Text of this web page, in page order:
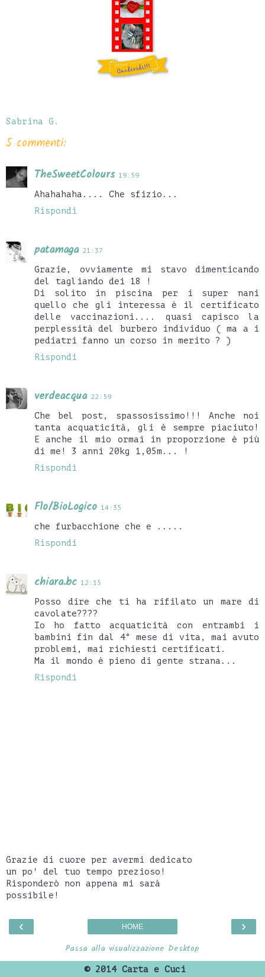
Sabrina G.
5 commenti:
TheSweetColours 19:59
Ahahahaha.... Che sfizio...
Rispondi
patamaga 21:37
Grazie, ovviamente mi stavo dimenticando
del tagliando dei 18 !
Di solito in piscina per i super nani
quello che gli interessa è il certificato
delle vaccinazioni.... quasi capisco la
perplessità del burbero individuo ( ma a i
pediatri fanno un corso in merito ? )
Rispondi
verdeacqua 22:59
Che bel post, spassosissimo!!! Anche noi
tanta acquaticità, gli è sempre piaciuto!
E anche il mio ormai in proporzione è più
di me! 3 anni 20kg 1,05m... !
Rispondi
Flo/BioLogico 14:35
che furbacchione che e .....
Rispondi
chiara.bc 12:15
Posso dire che ti ha rifilato un mare di
cavolate????
Io ho fatto acquaticità con entrambi i
bambini fin dal 4° mese di vita, mai avuto
problemi, mai richiesti certificati.
Ma il mondo è pieno di gente strana...
Rispondi
Grazie di cuore per avermi dedicato
un po' del tuo tempo prezioso!
Risponderò non appena mi sarà
possibile!
‹ ›
HOME
Passa alla visualizzazione Desktop
©2014 Carta e Cuci